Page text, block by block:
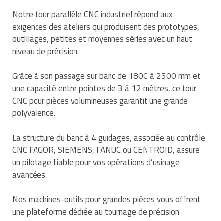
Ustensile cuisine professionnel
Vêtements personnalisés
Vitrines pour magasin
Traitement de l'air
Traitement des eaux
Trancheuse professionnelle
Transformateur électrique
Tubes et profilés
Tuyau galvanisé
Tuyau renforcé
Tapis de bureau
Tapis et caillebotis
Traitement des surfaces
Traitement du linge
Vestiaires et casiers
Equipements de football
Equipements de karting
Equipements pour patinage
Equipements pour roller
Equipements pour skateboard
sportif
Jeu gymnique
Loisirs
Matériel de fitness
Pétrin professionnel
Piano de cuisson
Plats et plateaux
Pompes à sauce
Portes commandes restaurant
Réchaud professionnel
Réfrigérateur professionnel
Restauration foraine
Robinetterie professionnelle
Notre tour parallèle CNC industriel répond aux
exigences des ateliers qui produisent des prototypes,
outillages, petites et moyennes séries avec un haut
niveau de précision.
Grâce à son passage sur banc de 1800 à 2500 mm et
une capacité entre pointes de 3 à 12 mètres, ce tour
CNC pour pièces volumineuses garantit une grande
polyvalence.
La structure du banc à 4 guidages, associée au contrôle
CNC FAGOR, SIEMENS, FANUC ou CENTROID, assure
un pilotage fiable pour vos opérations d’usinage
avancées.
Nos machines-outils pour grandes pièces vous offrent
une plateforme dédiée au tournage de précision